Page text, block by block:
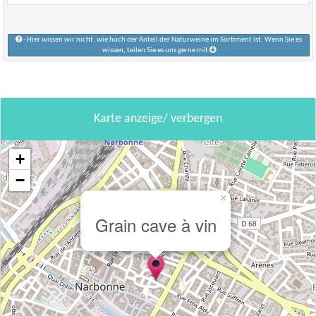
- Hier wissen wir nicht, wie hoch der Anteil der Naturweine im Sortiment ist. Wenn Sie es
wissen, teilen Sie es uns gerne mit
Karte anzeige/ verbergen
Grain cave à vin
×
+
−